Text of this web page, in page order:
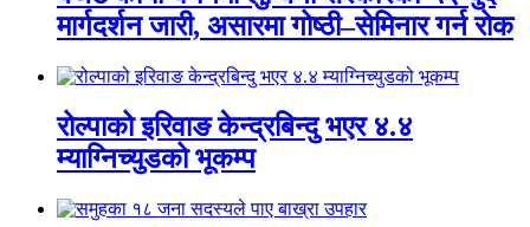
मार्गदर्शन जारी, असारमा गोष्ठी–सेमिनार गर्न रोक
रोल्पाको इरिवाङ केन्द्रबिन्दु भएर ४.४
म्याग्निच्युडको भूकम्प